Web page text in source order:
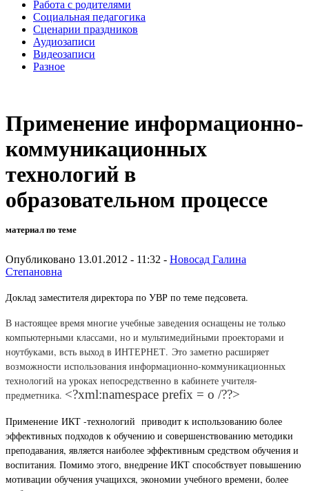
Работа с родителями
Социальная педагогика
Сценарии праздников
Аудиозаписи
Видеозаписи
Разное
Применение информационно-
коммуникационных
технологий в
образовательном процессе
материал по теме
Опубликовано 13.01.2012 - 11:32 - Новосад Галина
Степановна
Доклад заместителя директора по УВР по теме педсовета.
В настоящее время многие учебные заведения оснащены не только
компьютерными классами, но и мультимедийными проекторами и
ноутбуками, всть выход в ИНТЕРНЕТ. Это заметно расширяет
возможности использования информационно-коммуникационных
технологий на уроках непосредственно в кабинете учителя-
предметника. <?xml:namespace prefix = o /??>
Применение ИКТ -технологий приводит к использованию более
эффективных подходов к обучению и совершенствованию методики
преподавания, является наиболее эффективным средством обучения и
воспитания. Помимо этого, внедрение ИКТ способствует повышению
мотивации обучения учащихся, экономии учебного времени, более